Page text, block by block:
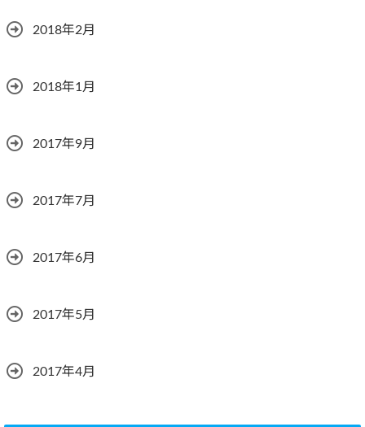
2018年2月
2018年1月
2017年9月
2017年7月
2017年6月
2017年5月
2017年4月